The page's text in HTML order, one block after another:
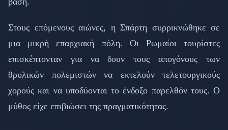
Στους επόμενους αιώνες, η Σπάρτη συρρικνώθηκε σε
μια μικρή επαρχιακή πόλη. Οι Ρωμαίοι τουρίστες
επισκέπτονταν για να δουν τους απογόνους των
θρυλικών πολεμιστών να εκτελούν τελετουργικούς
χορούς και να υποδύονται το ένδοξο παρελθόν τους. Ο
μύθος είχε επιβιώσει της πραγματικότητας.